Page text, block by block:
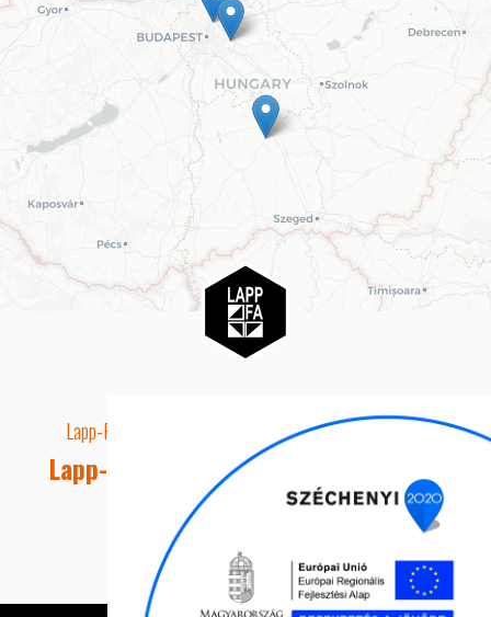
Lapp-Fa EUTR technikai azonosító száma: AA5849163
Lapp-fa Kft. Webshop Ügyfélszolgálat
Telefon: +36 20 8515050
E-mail cím: webshop@lapp-fa.hu